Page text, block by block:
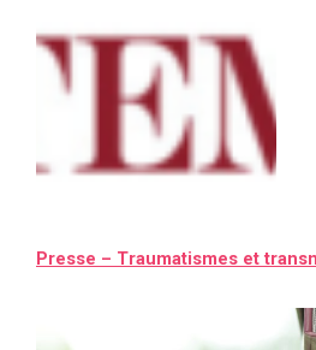
Presse – Traumatismes et